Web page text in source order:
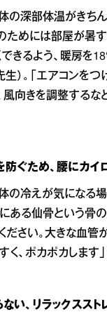
の深部体温がきち
のためには部屋が暑
きるよう、暖房を
生）。「エアコンを
風向きを調整するな
ぐため、腰にカイ
の冷えが気になる場
ある仙骨という骨
ださい。大きな血管
、ポカポカします」
い、リラックススト